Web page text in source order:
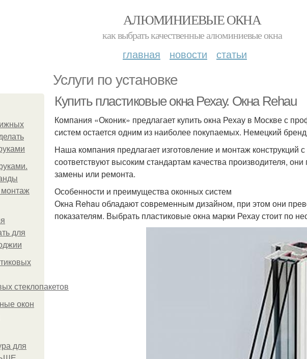
АЛЮМИНИЕВЫЕ ОКНА
как выбрать качественные алюминиевые окна
главная новости статьи
Услуги по установке
монтаж
для
стеклопакетов
окон
для
Купить пластиковые окна Рехау. Окна Rehau
Компания «Оконик» предлагает купить окна Рехау в Москве с
систем остается одним из наиболее покупаемых. Немецкий
Наша компания предлагает изготовление и монтаж
соответствуют высоким стандартам качества производителя,
замены или ремонта.
Особенности и преимущества оконных систем
Окна Rehau обладают современным дизайном, при этом они
показателям. Выбрать пластиковые окна марки Рехау стоит по